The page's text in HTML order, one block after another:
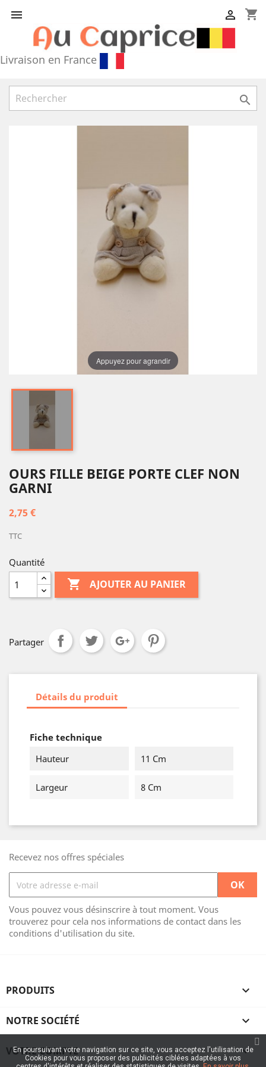
 shopping_cart

Livraison en France

Appuyez pour agrandir
OURS FILLE BEIGE PORTE CLEF NON
GARNI
2,75 €
TTC
Quantité
 AJOUTER AU PANIER
Partager
Détails du produit
Fiche technique
Hauteur
11 Cm
Largeur 8 Cm
Recevez nos offres spéciales
Vous pouvez vous désinscrire à tout moment. Vous
trouverez pour cela nos informations de contact dans les
conditions d'utilisation du site.
PRODUITS 
NOTRE SOCIÉTÉ 
VOTRE COMPTE 
En poursuivant votre navigation sur ce site, vous acceptez l'utilisation de
Cookies pour vous proposer des publicités ciblées adaptées à vos